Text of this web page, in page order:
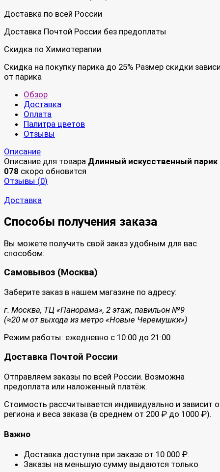
Доставка по всей России
Доставка Почтой России без предоплаты
Скидка по Химиотерапии
Скидка на покупку парика до 25% Размер скидки
от парика
Обзор
Доставка
Оплата
Палитра цветов
Отзывы
Описание
Описание для товара Длинный искусственный парик
078 скоро обновится
Отзывы (0)
Доставка
Способы получения заказа
Вы можете получить свой заказ удобным для вас
способом:
Самовывоз (Москва)
Заберите заказ в нашем магазине по адресу:
г. Москва, ТЦ «Панорама», 2 этаж, павильон №9
(≈20 м от выхода из метро «Новые Черемушки»)
Режим работы: ежедневно с 10:00 до 21:00.
Доставка Почтой России
Отправляем заказы по всей России. Возможна
предоплата или наложенный платёж.
Стоимость рассчитывается индивидуально и зависит
региона и веса заказа (в среднем от 200 ₽ до 1000 ₽).
Важно
Доставка доступна при заказе от 10 000 ₽.
Заказы на меньшую сумму выдаются только